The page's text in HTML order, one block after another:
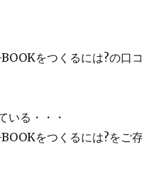
をつくるには?の口
いる・・・
をつくるには?をご